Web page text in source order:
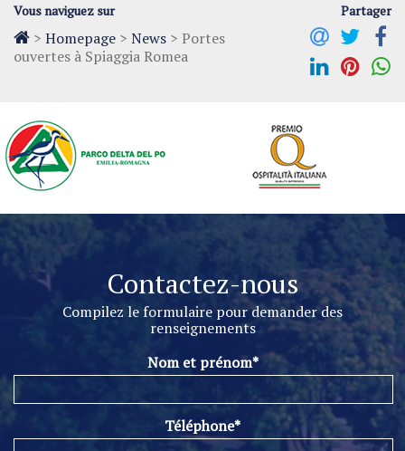
Vous naviguez sur
> Homepage > News > Portes
ouvertes à Spiaggia Romea
Partager
Contactez-nous
Compilez le formulaire pour demander des
renseignements
Nom et prénom*
Téléphone*